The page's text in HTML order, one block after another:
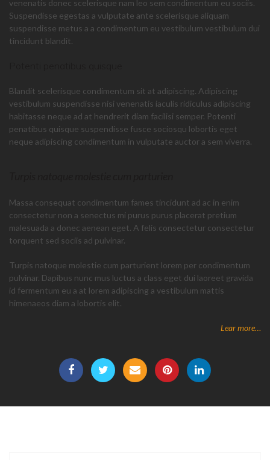
venenatis donec scelerisque nam leo sem condimentum eu sociis.
Suspendisse egestas a vulputate ante scelerisque aliquam
suspendisse metus a a condimentum eu vestibulum vestibulum dui
tincidunt blandit.
Blandit scelerisque condimentum sit at adipiscing. Adipiscing
vestibulum suspendisse nisi venenatis iaculis ridiculus adipiscing
habitasse neque ad at hendrerit diam facilisi semper. Potenti
penatibus quisque suspendisse fusce sociosqu lobortis eget
neque adipiscing condimentum in vulputate auctor a sem viverra.
Massa consequat condimentum fames tincidunt ad ac in enim
consectetur non a senectus mi purus purus placerat pretium
malesuada a donec aenean eget. A felis consectetur consectetur
torquent sed sociis ad pulvinar.
Turpis natoque molestie cum parturient lorem per condimentum
pulvinar. Dapibus nunc mus luctus a class eget dui laoreet gravida
id fermentum eu a at lorem adipiscing a vestibulum mattis
himenaeos diam a lobortis elit.
Lear more…